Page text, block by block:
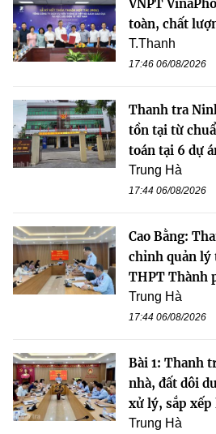
VNPT
toàn, chất
T.Thanh
17:46 06/08/2026
Thanh tra
tồn tại từ
toán tại 6 dự
Trung Hà
17:44 06/08/2026
Cao Bằng:
chỉnh quản lý
THPT Thành
Trung Hà
17:44 06/08/2026
Bài 1: Thanh
nhà, đất dôi
xử lý, sắp xếp
Trung Hà